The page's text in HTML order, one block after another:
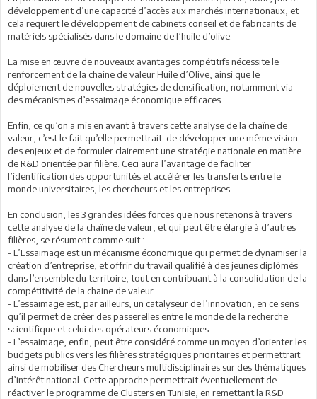
développement d’une capacité d’accès aux marchés internationaux, et
cela requiert le développement de cabinets conseil et de fabricants de
matériels spécialisés dans le domaine de l’huile d’olive.
La mise en œuvre de nouveaux avantages compétitifs nécessite le
renforcement de la chaine de valeur Huile d’Olive, ainsi que le
déploiement de nouvelles stratégies de densification, notamment via
des mécanismes d’essaimage économique efficaces.
Enfin, ce qu’on a mis en avant à travers cette analyse de la chaîne de
valeur, c’est le fait qu’elle permettrait de développer une même vision
des enjeux et de formuler clairement une stratégie nationale en matière
de R&D orientée par filière. Ceci aura l’avantage de faciliter
l’identification des opportunités et accélérer les transferts entre le
monde universitaires, les chercheurs et les entreprises.
En conclusion, les 3 grandes idées forces que nous retenons à travers
cette analyse de la chaîne de valeur, et qui peut être élargie à d’autres
filières, se résument comme suit :
- L’Essaimage est un mécanisme économique qui permet de dynamiser la
création d’entreprise, et offrir du travail qualifié à des jeunes diplômés
dans l’ensemble du territoire, tout en contribuant à la consolidation de la
compétitivité de la chaine de valeur.
- L’essaimage est, par ailleurs, un catalyseur de l’innovation, en ce sens
qu’il permet de créer des passerelles entre le monde de la recherche
scientifique et celui des opérateurs économiques.
- L’essaimage, enfin, peut être considéré comme un moyen d’orienter les
budgets publics vers les filières stratégiques prioritaires et permettrait
ainsi de mobiliser des Chercheurs multidisciplinaires sur des thématiques
d’intérêt national. Cette approche permettrait éventuellement de
réactiver le programme de Clusters en Tunisie, en remettant la R&D